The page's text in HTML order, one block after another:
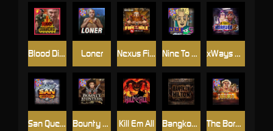
Kill Em All
Blood Diamond Nexus Fire In The Hole xBomb
Bangkok Hilton
Loner xWays Hoarder 2
Nine To Five
Bounty Hunters xNudge®
San Quentin xWays The Border